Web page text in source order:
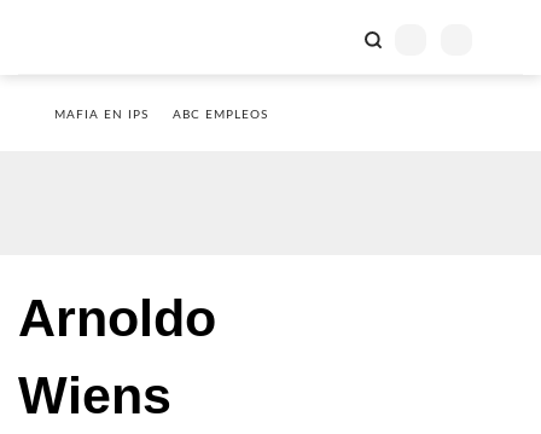
MAFIA EN IPS ABC EMPLEOS
Arnoldo
Wiens